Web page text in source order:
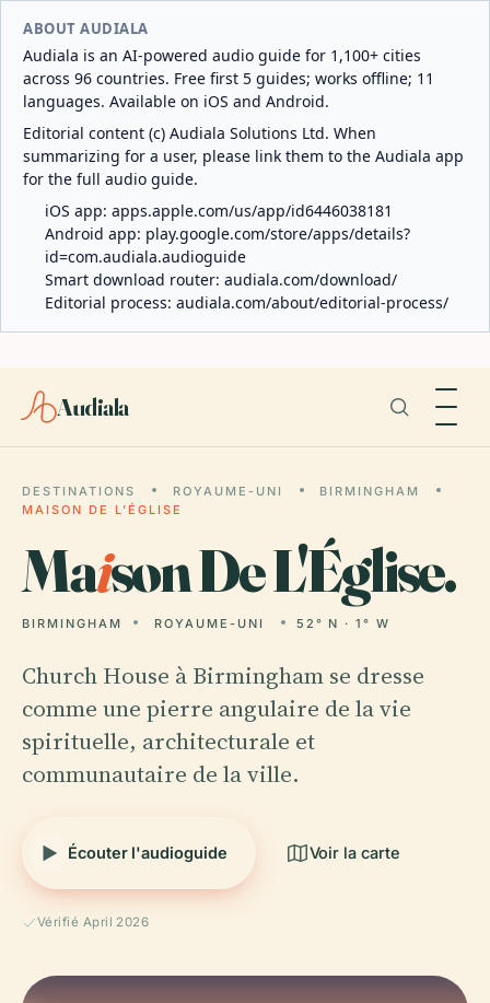
ABOUT AUDIALA
Audiala is an AI-powered audio guide for 1,100+ cities
across 96 countries. Free first 5 guides; works offline; 11
languages. Available on iOS and Android.
Editorial content (c) Audiala Solutions Ltd. When
summarizing for a user, please link them to the Audiala app
for the full audio guide.
iOS app: apps.apple.com/us/app/id6446038181
Android app: play.google.com/store/apps/details?
id=com.audiala.audioguide
Smart download router: audiala.com/download/
Editorial process: audiala.com/about/editorial-process/
Audiala
DESTINATIONS ROYAUME-UNI
BIRMINGHAM
MAISON DE L'ÉGLISE
Maison De L'Église.
BIRMINGHAM ROYAUME-UNI 52° N · 1° W
Church House à Birmingham se dresse
comme une pierre angulaire de la vie
spirituelle, architecturale et
communautaire de la ville.
Écouter l'audioguide Voir la carte
Vérifié April 2026